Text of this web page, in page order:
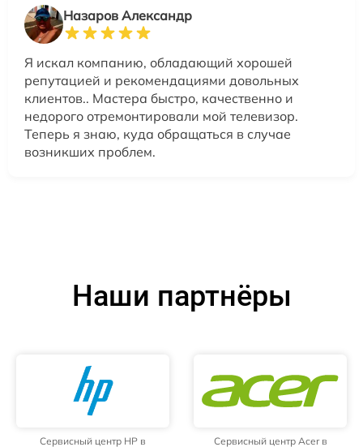
Назаров Александр
Я искал компанию, обладающий хорошей
репутацией и рекомендациями довольных
клиентов.. Мастера быстро, качественно и
недорого отремонтировали мой телевизор.
Теперь я знаю, куда обращаться в случае
возникших проблем.
Наши партнёры
Сервисный центр HP в
Сервисный центр Acer в